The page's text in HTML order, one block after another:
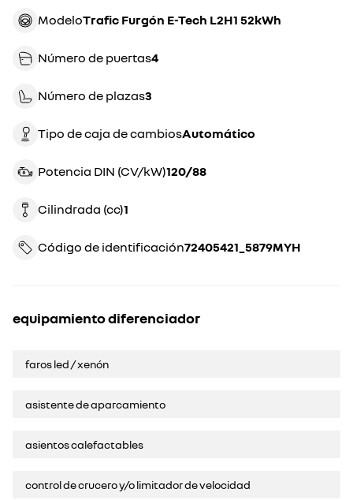
Modelo Trafic Furgón E-Tech L2H1 52kWh
Número de puertas4
Número de plazas3
Tipo de caja de cambios automático
Potencia DIN (CV/kW) 120/88
Cilindrada (cc)1
Código de identificación 72405421_5879MYH
equipamiento diferenciador
faros led / xenón
asistente de aparcamiento
asientos calefactables
control de crucero y/o limitador de velocidad